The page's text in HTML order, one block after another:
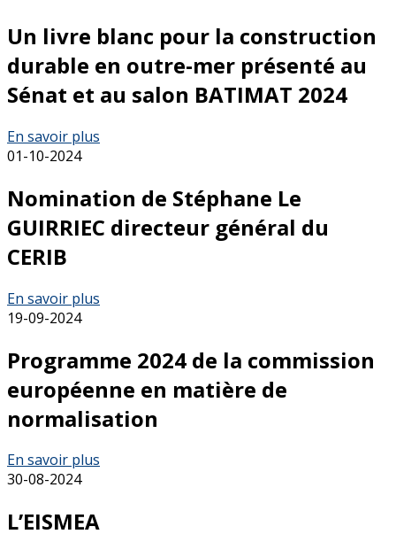
Un livre blanc pour la construction
durable en outre-mer présenté au
Sénat et au salon BATIMAT 2024
En savoir plus
01-10-2024
Nomination de Stéphane Le
GUIRRIEC directeur général du
CERIB
En savoir plus
19-09-2024
Programme 2024 de la commission
européenne en matière de
normalisation
En savoir plus
30-08-2024
L’EISMEA